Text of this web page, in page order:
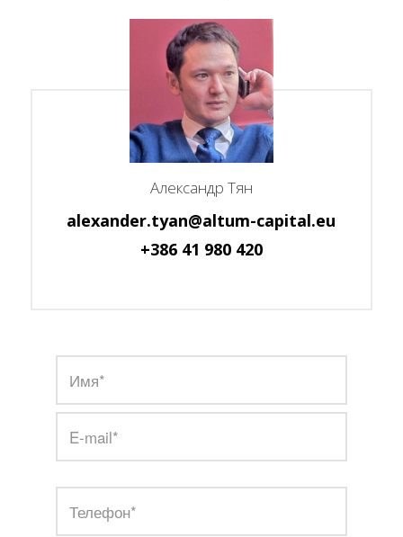
Александр Тян
alexander.tyan@altum-capital.eu
+386 41 980 420